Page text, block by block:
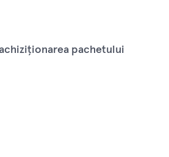
achiziționarea pachetului